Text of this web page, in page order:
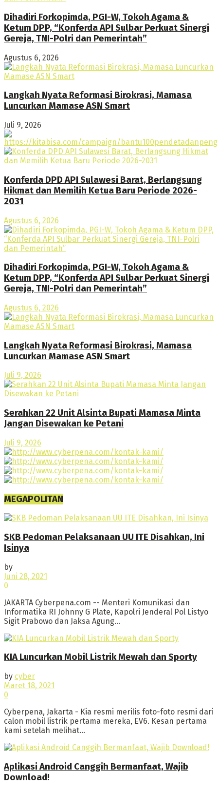
Dihadiri Forkopimda, PGI-W, Tokoh Agama &
Ketum DPP, “Konferda API Sulbar Perkuat Sinergi
Gereja, TNI-Polri dan Pemerintah”
Agustus 6, 2026
Langkah Nyata Reformasi Birokrasi, Mamasa
Luncurkan Mamase ASN Smart
Juli 9, 2026
Konferda DPD API Sulawesi Barat, Berlangsung
Hikmat dan Memilih Ketua Baru Periode 2026-
2031
Agustus 6, 2026
Dihadiri Forkopimda, PGI-W, Tokoh Agama &
Ketum DPP, “Konferda API Sulbar Perkuat Sinergi
Gereja, TNI-Polri dan Pemerintah”
Agustus 6, 2026
Langkah Nyata Reformasi Birokrasi, Mamasa
Luncurkan Mamase ASN Smart
Juli 9, 2026
Serahkan 22 Unit Alsinta Bupati Mamasa Minta
Jangan Disewakan ke Petani
Juli 9, 2026
MEGAPOLITAN
SKB Pedoman Pelaksanaan UU ITE Disahkan, Ini
Isinya
by
Juni 28, 2021
0
JAKARTA Cyberpena.com -- Menteri Komunikasi dan
Informatika RI Johnny G Plate, Kapolri Jenderal Pol Listyo
Sigit Prabowo dan Jaksa Agung...
KIA Luncurkan Mobil Listrik Mewah dan Sporty
by cyber
Maret 18, 2021
0
Cyberpena, Jakarta - Kia resmi merilis foto-foto resmi dari
calon mobil listrik pertama mereka, EV6. Kesan pertama
kami setelah melihat...
Aplikasi Android Canggih Bermanfaat, Wajib
Download!